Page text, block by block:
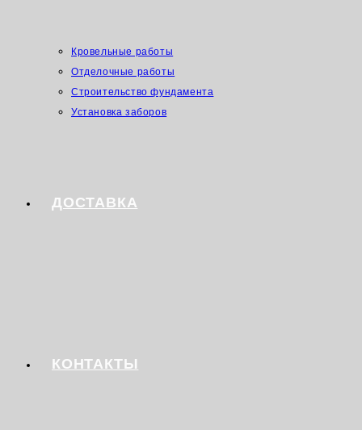
Кровельные работы
Отделочные работы
Строительство фундамента
Установка заборов
ДОСТАВКА
КОНТАКТЫ